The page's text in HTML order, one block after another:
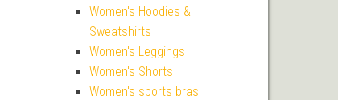
Women's Hoodies &
Sweatshirts
Women's Leggings
Women's Shorts
Women's sports bras